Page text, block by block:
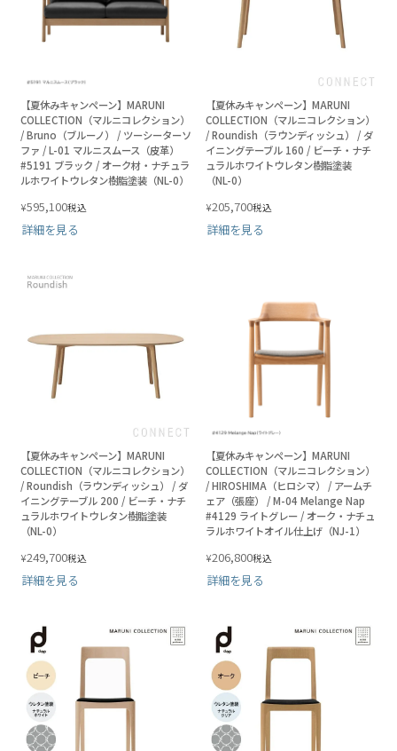
【夏休みキャンペーン】MARUNI
COLLECTION（マルニコレクション）
/ Bruno（ブルーノ） / ツーシーターソ
ファ / L-01 マルニスムース（皮革）
#5191 ブラック / オーク材・ナチュラ
ルホワイトウレタン樹脂塗装（NL-0）
¥595,100税込
詳細を見る
【夏休みキャンペーン】MARUNI
COLLECTION（マルニコレクション）
/ Roundish（ラウンディッシュ） / ダ
イニングテーブル 160 / ビーチ・ナチ
ュラルホワイトウレタン樹脂塗装
（NL-0）
¥205,700税込
詳細を見る
【夏休みキャンペーン】MARUNI
COLLECTION（マルニコレクション）
/ Roundish（ラウンディッシュ） / ダ
イニングテーブル 200 / ビーチ・ナチ
ュラルホワイトウレタン樹脂塗装
（NL-0）
¥249,700税込
詳細を見る
【夏休みキャンペーン】MARUNI
COLLECTION（マルニコレクション）
/ HIROSHIMA（ヒロシマ） / アームチ
ェア（張座） / M-04 Melange Nap
#4129 ライトグレー / オーク・ナチュ
ラルホワイトオイル仕上げ（NJ-1）
¥206,800税込
詳細を見る